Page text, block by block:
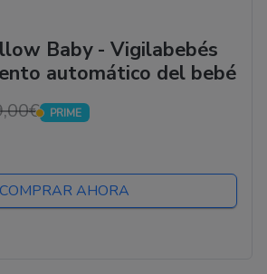
Baby - Vigilabebés
automático del bebé
PRIME
PRIME
COMPRAR AHORA